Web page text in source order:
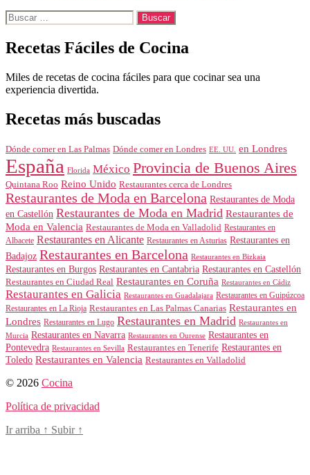
Buscar:
Recetas Fáciles de Cocina
Miles de recetas de cocina fáciles para que cocinar sea una
experiencia divertida.
Recetas más buscadas
Dónde comer en Las Palmas Dónde comer en Londres EE. UU. en Londres
España Florida México Provincia de Buenos Aires
Quintana Roo Reino Unido Restaurantes cerca de Londres
Restaurantes de Moda en Barcelona Restaurantes de Moda
en Castellón Restaurantes de Moda en Madrid Restaurantes de
Moda en Valencia Restaurantes de Moda en Valladolid Restaurantes en
Albacete Restaurantes en Alicante Restaurantes en Asturias Restaurantes en
Badajoz Restaurantes en Barcelona Restaurantes en Bizkaia
Restaurantes en Burgos Restaurantes en Cantabria Restaurantes en Castellón
Restaurantes en Ciudad Real Restaurantes en Coruña Restaurantes en Cádiz
Restaurantes en Galicia Restaurantes en Guadalajara Restaurantes en Guipúzcoa
Restaurantes en La Rioja Restaurantes en Las Palmas Canarias Restaurantes en
Londres Restaurantes en Lugo Restaurantes en Madrid Restaurantes en
Murcia Restaurantes en Navarra Restaurantes en Ourense Restaurantes en
Pontevedra Restaurantes en Sevilla Restaurantes en Tenerife Restaurantes en
Toledo Restaurantes en Valencia Restaurantes en Valladolid
© 2026 Cocina
Política de privacidad
Ir arriba ↑ Subir ↑